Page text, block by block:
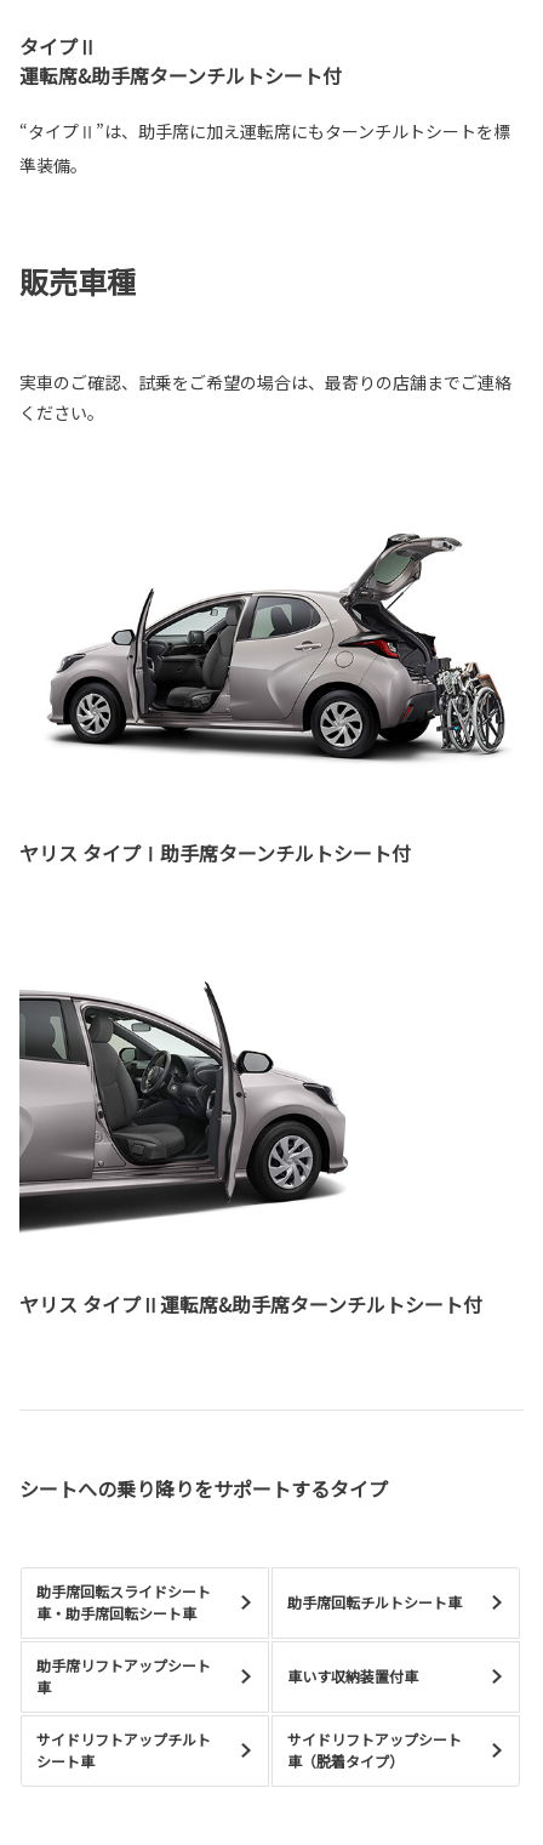
タイプⅡ
運転席&助手席ターンチルトシート付
“タイプⅡ”は、助手席に加え運転席にもターンチルトシートを標
準装備。
販売車種
実車のご確認、試乗をご希望の場合は、最寄りの店舗までご連絡
ください。
ヤリス タイプⅠ助手席ターンチルトシート付
ヤリス タイプⅡ運転席&助手席ターンチルトシート付
シートへの乗り降りをサポートするタイプ
助手席回転スライドシート
車・助手席回転シート車
助手席回転チルトシート車
助手席リフトアップシート
車
車いす収納装置付車
サイドリフトアップチルト
シート車
サイドリフトアップシート
車（脱着タイプ）